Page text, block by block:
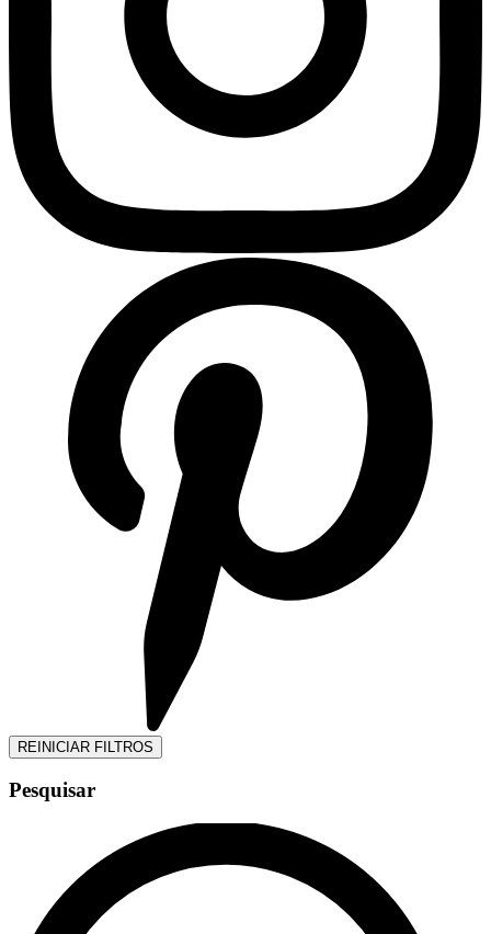
REINICIAR FILTROS
Pesquisar